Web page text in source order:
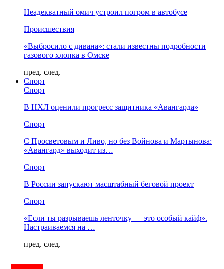
Неадекватный омич устроил погром в автобусе
Происшествия
«Выбросило с дивана»: стали известны подробности
газового хлопка в Омске
пред. след.
Спорт
Спорт
В НХЛ оценили прогресс защитника «Авангарда»
Спорт
С Просветовым и Ливо, но без Войнова и Мартынова:
«Авангард» выходит из…
Спорт
В России запускают масштабный беговой проект
Спорт
«Если ты разрываешь ленточку — это особый кайф».
Настраиваемся на …
пред. след.